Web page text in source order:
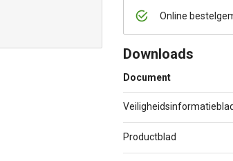
Online
Downloads
Document
Veiligheidsinformatieblad
Productblad